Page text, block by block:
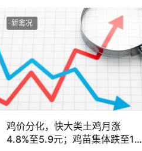
新禽况
鸡价分化，快大类土鸡月涨
4.8%至5.9元；鸡苗集体跌至1-